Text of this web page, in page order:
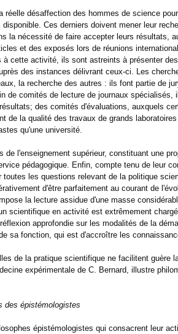
réelle désaffection des hommes de science
Ces derniers doivent mener leur
la nécessité de faire accepter leurs résultats,
et des exposés lors de réunions
à cette activité, ils sont astreints à présenter
des instances délivrant ceux-ci. Les
la recherche des autres : ils font partie de
de comités de lecture de journaux spécialisés,
des comités d'évaluations, auxquels
de la qualité des travaux de grands
qu'une université.
de l'enseignement supérieur, constituant une
pédagogique. Enfin, compte tenu de leur
toutes les questions relevant de la politique
d'être parfaitement au courant de
la lecture assidue d'une masse
scientifique en activité est extrêmement
approfondie sur les modalités de la
sa fonction, qui est d'accroître les
de la pratique scientifique ne facilitent guère
expérimentale de C. Bernard, illustre
des épistémologistes
épistémologistes qui consacrent leur